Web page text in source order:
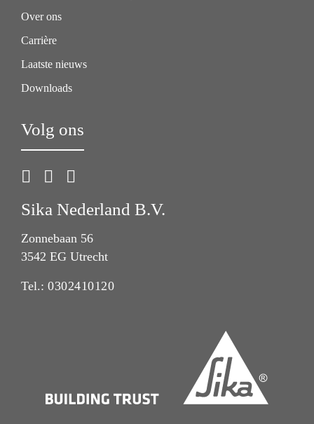
Over ons
Carrière
Laatste nieuws
Downloads
Volg ons
Sika Nederland B.V.
Zonnebaan 56
3542 EG Utrecht
Tel.: 0302410120